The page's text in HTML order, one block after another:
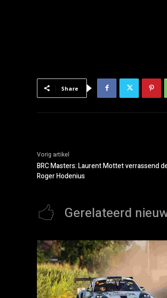
Share
Vorig artikel
BRC Masters: Laurent Mottet verrassend
Roger Hodenius
Gerelateerd